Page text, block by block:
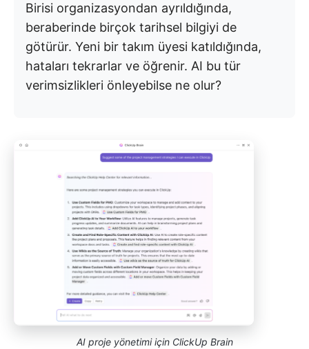
Birisi organizasyondan ayrıldığında,
beraberinde birçok tarihsel bilgiyi de
götürür. Yeni bir takım üyesi katıldığında,
hataları tekrarlar ve öğrenir. AI bu tür
verimsizlikleri önleyebilse ne olur?
AI proje yönetimi için ClickUp Brain